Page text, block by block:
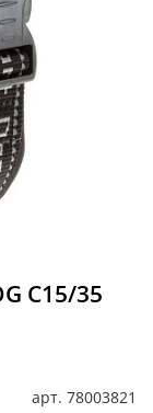
арт. 78003821
C15/35